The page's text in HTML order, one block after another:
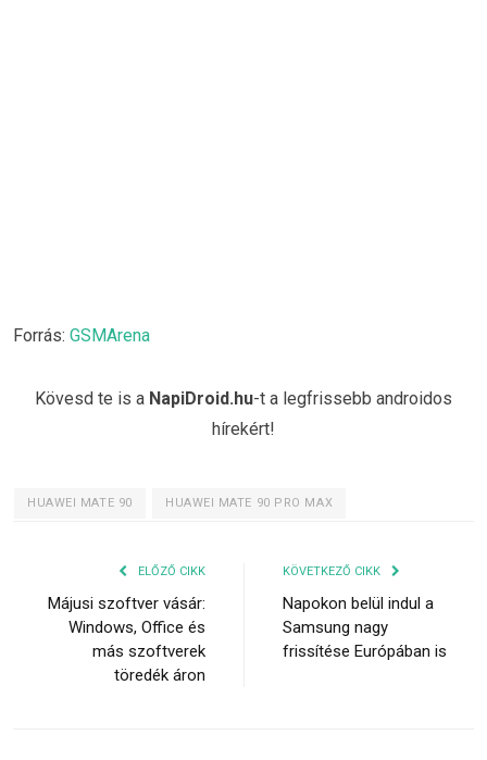
Forrás: GSMArena
Kövesd te is a NapiDroid.hu-t a legfrissebb androidos
hírekért!
HUAWEI MATE 90 HUAWEI MATE 90 PRO MAX
ELŐZŐ CIKK
Májusi szoftver vásár:
Windows, Office és
más szoftverek
töredék áron
KÖVETKEZŐ CIKK
Napokon belül indul a
Samsung nagy
frissítése Európában is